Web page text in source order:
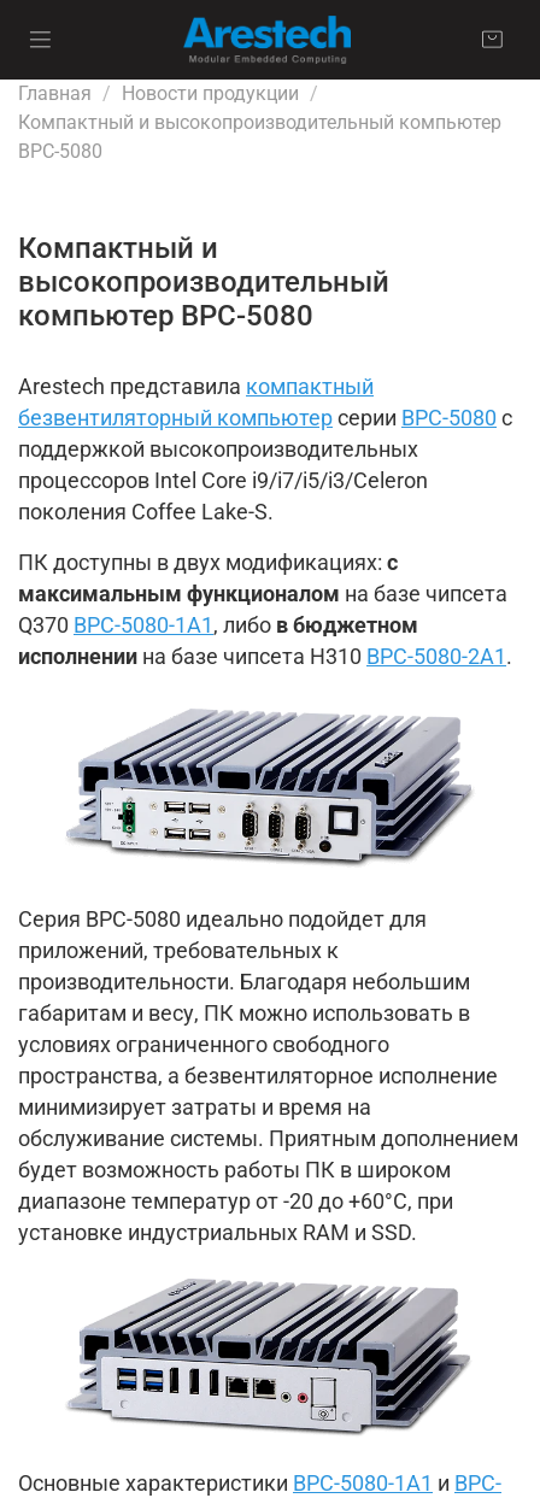
Главная
Новости продукции
Компактный и высокопроизводительный компьютер
BPC-5080
Компактный и
высокопроизводительный
компьютер BPC-5080
Arestech представила компактный
безвентиляторный компьютер серии BPC-5080 с
поддержкой высокопроизводительных
процессоров Intel Core i9/i7/i5/i3/Celeron
поколения Coffee Lake-S.
ПК доступны в двух модификациях: с
максимальным функционалом на базе чипсета
Q370 BPC-5080-1A1 , либо в бюджетном
исполнении на базе чипсета H310 BPC-5080-2A1 .
Серия BPC-5080 идеально подойдет для
приложений, требовательных к
производительности. Благодаря небольшим
габаритам и весу, ПК можно использовать в
условиях ограниченного свободного
пространства, а безвентиляторное исполнение
минимизирует затраты и время на
обслуживание системы. Приятным дополнением
будет возможность работы ПК в широком
диапазоне температур от -20 до +60°C, при
установке индустриальных RAM и SSD.
Основные характеристики BPC-5080-1A1 и BPC-